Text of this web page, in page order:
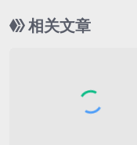
相关文章